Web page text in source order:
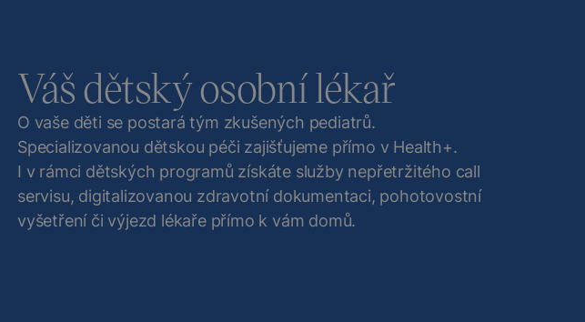
Váš dětský osobní lékař
O vaše děti se postará tým zkušených pediatrů.
Specializovanou dětskou péči zajišťujeme přímo v Health+.
I v rámci dětských programů získáte služby nepřetržitého call
servisu, digitalizovanou zdravotní dokumentaci, pohotovostní
vyšetření či výjezd lékaře přímo k vám domů.